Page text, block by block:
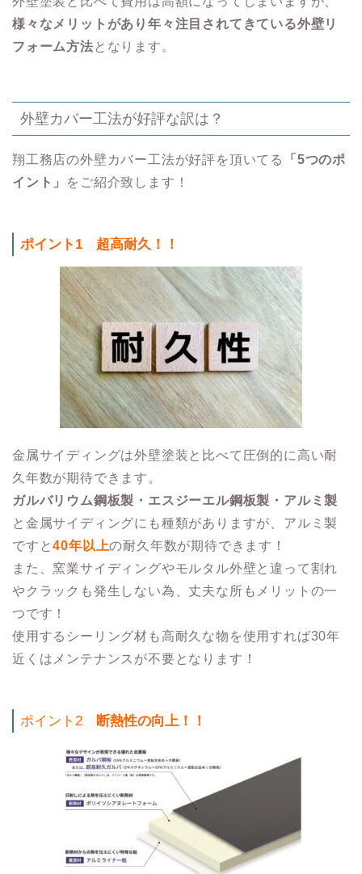
様々なメリットがあり年々注目されてきている外壁リ
フォーム方法 となります。
外壁カバー工法が好評な訳は？
翔工務店の外壁カバー工法が好評を頂いてる
「5つのポ
イント」
をご紹介致します！
ポイント1 超高耐久！！
金属サイディングは外壁塗装と比べて圧倒的に高い耐
久年数が期待できます。
ガルバリウム鋼板製・エスジーエル鋼板製・アルミ製
と金属サイディングにも種類がありますが、アルミ製
ですと40年以上の耐久年数が期待できます！
また、窯業サイディングやモルタル外壁と違って割れ
やクラックも発生しない為、丈夫な所もメリットの一
つです！
使用するシーリング材も高耐久な物を使用すれば30年
近くはメンテナンスが不要となります！
ポイント2 断熱性の向上！！